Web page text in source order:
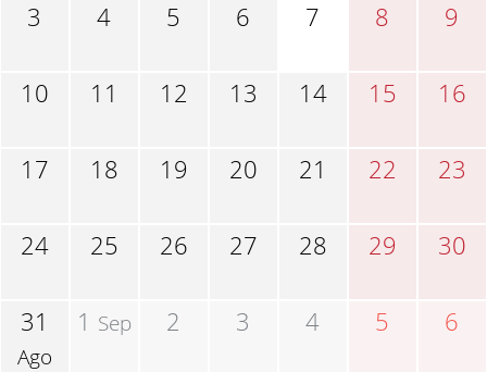
3 4 5 6 7 8 9
10 11 12 13 14 15 16
17 18 19 20 21 22 23
24 25 26 27 28 29 30
31
Ago
1 Sep 2 3 4 5 6